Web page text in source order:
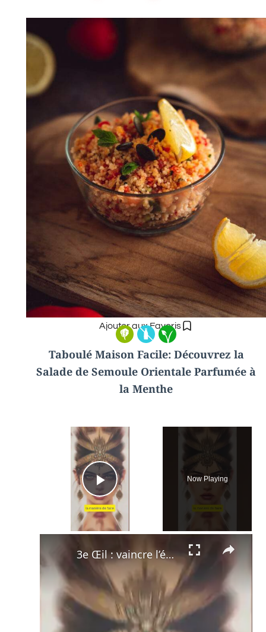
Ajouter aux Favoris
Taboulé Maison Facile: Découvrez la
Salade de Semoule Orientale Parfumée à
la Menthe
×
Play Video
Now Playing
3e Œil : vaincre l’échec